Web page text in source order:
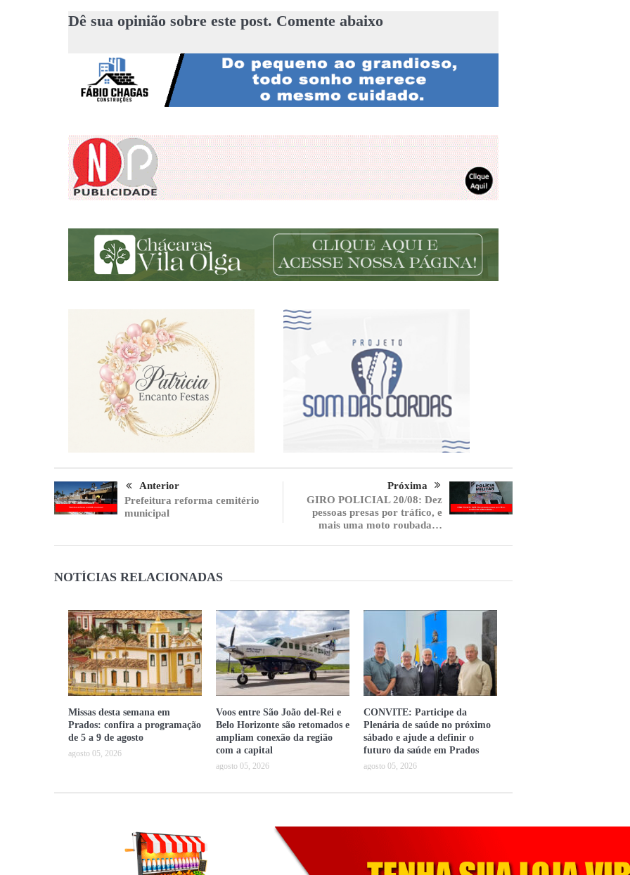
Dê sua opinião sobre este post. Comente abaixo
Anterior
Prefeitura reforma cemitério
municipal
Próxima
GIRO POLICIAL 20/08: Dez
pessoas presas por tráfico, e
mais uma moto roubada…
NOTÍCIAS RELACIONADAS
Missas desta semana em
Prados: confira a programação
de 5 a 9 de agosto
agosto 05, 2026
Voos entre São João del-Rei e
Belo Horizonte são retomados e
ampliam conexão da região
com a capital
agosto 05, 2026
CONVITE: Participe da
Plenária de saúde no próximo
sábado e ajude a definir o
futuro da saúde em Prados
agosto 05, 2026